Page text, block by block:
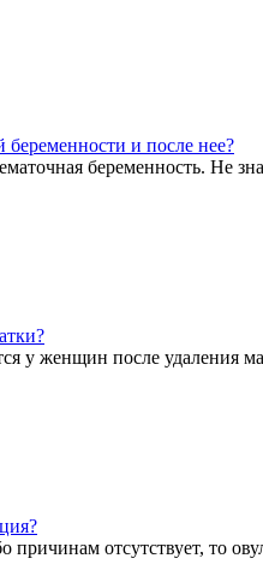
и после нее?
беременность. Не
у женщин после удаления
отсутствует, то